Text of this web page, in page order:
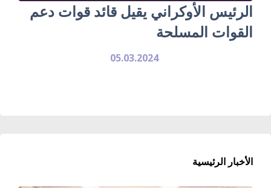
الرئيس الأوكراني يقيل قائد قوات دعم
القوات المسلحة
05.03.2024
الأخبار الرئيسية